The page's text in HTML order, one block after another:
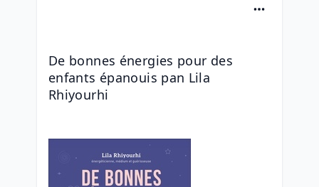
De bonnes énergies pour des
enfants épanouis pan Lila
Rhiyourhi